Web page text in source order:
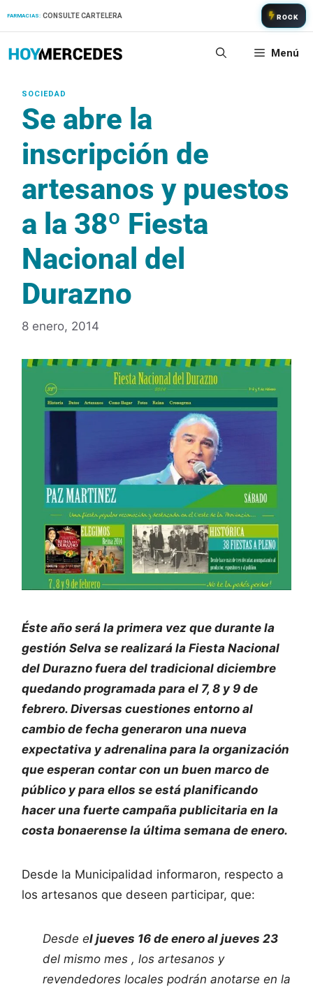
FARMACIAS: CONSULTE CARTELERA ROCK
Menú
Se abre la
inscripción de
artesanos y puestos
a la 38º Fiesta
Nacional del
Durazno
8 enero, 2014
Éste año será la primera vez que durante la
gestión Selva se realizará la Fiesta Nacional
del Durazno fuera del tradicional diciembre
quedando programada para el 7, 8 y 9 de
febrero. Diversas cuestiones entorno al
cambio de fecha generaron una nueva
expectativa y adrenalina para la organización
que esperan contar con un buen marco de
público y para ellos se está planificando
hacer una fuerte campaña publicitaria en la
costa bonaerense la última semana de enero.
Desde la Municipalidad informaron, respecto a
los artesanos que deseen participar, que:
Desde el jueves 16 de enero al jueves 23
del mismo mes , los artesanos y
revendedores locales podrán anotarse en la